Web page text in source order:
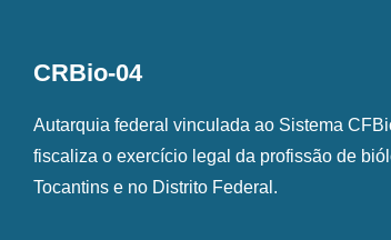
CRBio-04
Autarquia federal vinculada ao Sistema
fiscaliza o exercício legal da profissão de
Tocantins e no Distrito Federal.